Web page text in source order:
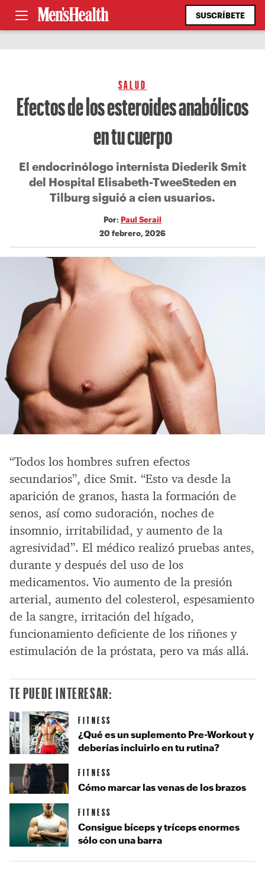
SUSCRÍBETE
SALUD
Efectos de los esteroides anabólicos
en tu cuerpo
El endocrinólogo internista Diederik Smit
del Hospital Elisabeth-TweeSteden en
Tilburg siguió a cien usuarios.
Por: Paul Serail
20 febrero, 2026
“Todos los hombres sufren efectos
secundarios”, dice Smit. “Esto va desde la
aparición de granos, hasta la formación de
senos, así como sudoración, noches de
insomnio, irritabilidad, y aumento de la
agresividad”. El médico realizó pruebas antes,
durante y después del uso de los
medicamentos. Vio aumento de la presión
arterial, aumento del colesterol, espesamiento
de la sangre, irritación del hígado,
funcionamiento deficiente de los riñones y
estimulación de la próstata, pero va más allá.
TE PUEDE INTERESAR:
FITNESS
¿Qué es un suplemento Pre-Workout y
deberías incluirlo en tu rutina?
FITNESS
Cómo marcar las venas de los brazos
FITNESS
Consigue bíceps y tríceps enormes
sólo con una barra